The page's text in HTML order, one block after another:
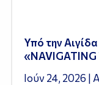
Υπό την
«NAVIGATING
Ιούν 24, 2026 |